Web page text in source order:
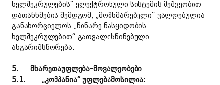
ხელშეკრულების“ ელექტრონული სისტემის მეშვეობით
დათანხმების შემდგომ, „მომხმარებელი“ ვალდებულია
განახორციელოს „წინარე ნასყიდობის
ხელშეკრულებით“ გათვალისწინებული
ანგარიშსწორება.
5.
მხარეთაუფლება-მოვალეობები
5.1.
„კომპანია“ უფლებამოსილია: